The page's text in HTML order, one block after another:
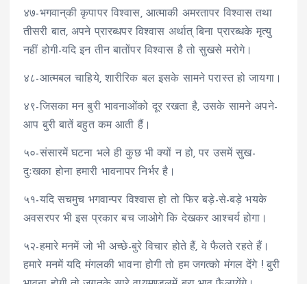
४७-भगवान्‌की कृपापर विश्वास, आत्माकी अमरतापर विश्वास तथा
तीसरी बात, अपने प्रारब्धपर विश्वास अर्थात् बिना प्रारब्धके मृत्यु
नहीं होगी-यदि इन तीन बातोंपर विश्वास है तो सुखसे मरोगे।
४८-आत्मबल चाहिये, शारीरिक बल इसके सामने परास्त हो जायगा।
४९-जिसका मन बुरी भावनाओंको दूर रखता है, उसके सामने अपने-
आप बुरी बातें बहुत कम आती हैं।
५०-संसारमें घटना भले ही कुछ भी क्यों न हो, पर उसमें सुख-
दुःखका होना हमारी भावनापर निर्भर है।
५१-यदि सचमुच भगवान्पर विश्वास हो तो फिर बड़े-से-बड़े भयके
अवसरपर भी इस प्रकार बच जाओगे कि देखकर आश्चर्य होगा।
५२-हमारे मनमें जो भी अच्छे-बुरे विचार होते हैं, वे फैलते रहते हैं।
हमारे मनमें यदि मंगलकी भावना होगी तो हम जगत्को मंगल देंगे ! बुरी